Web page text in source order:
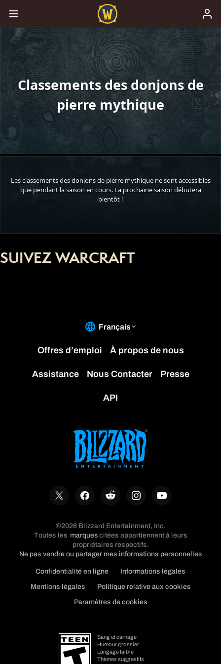
Classements des donjons de
pierre mythique
Les classements des donjons de pierre mythique ne sont accessibles
que pendant la saison en cours. La prochaine saison débutera
bientôt !
SUIVEZ WARCRAFT